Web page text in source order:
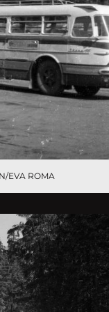
EVA ROMA